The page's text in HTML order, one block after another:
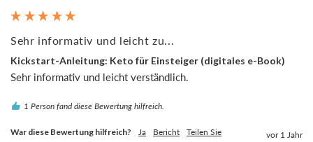
Sehr informativ und leicht zu...
Kickstart-Anleitung: Keto für Einsteiger (digitales e-Book)
Sehr informativ und leicht verständlich.
1 Person fand diese Bewertung hilfreich.
War diese Bewertung hilfreich? Ja Bericht Teilen Sie vor 1 Jahr